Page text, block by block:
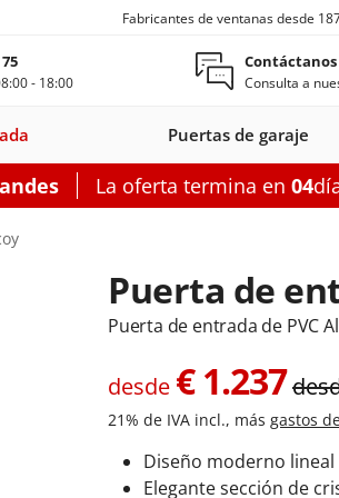
Ir al contenido principalFabricantes de ventanas desde
- 18:00
Contáctanos
Consulta a
techo
Configurador
Ventanas
correderas
Aluminio
Puertas auxiliares
acero
Puertas de garaje
La oferta termina en 04
Puerta de
Puerta de entrada de PVC
desde €1.237
21% de IVA incl., más gastos
Diseño moderno lineal
Elegante sección de